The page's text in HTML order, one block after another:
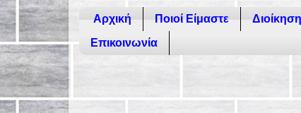
Αρχική Ποιοί Είμαστε Διοίκηση
Επικοινωνία